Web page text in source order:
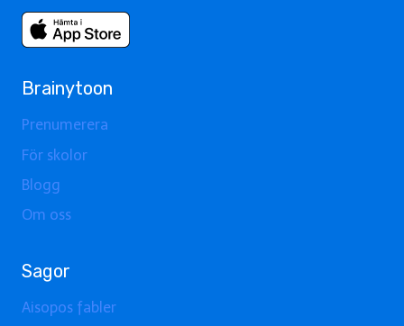
Brainytoon
Prenumerera
För skolor
Blogg
Om oss
Sagor
Aisopos fabler